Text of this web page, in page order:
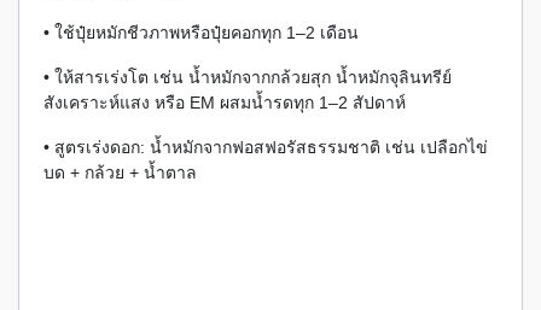
• ใช้ปุ๋ยหมักชีวภาพหรือปุ๋ยคอกทุก 1–2 เดือน
• ให้สารเร่งโต เช่น น้ำหมักจากกล้วยสุก น้ำหมักจุลินทรีย์
สังเคราะห์แสง หรือ EM ผสมน้ำรดทุก 1–2 สัปดาห์
• สูตรเร่งดอก: น้ำหมักจากฟอสฟอรัสธรรมชาติ เช่น เปลือกไข่
บด + กล้วย + น้ำตาล